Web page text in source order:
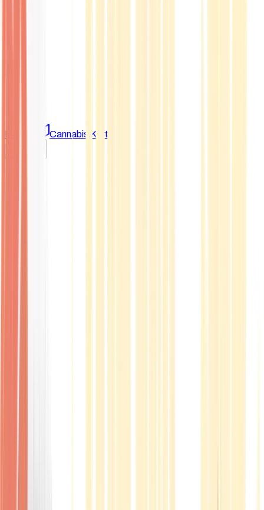
Marken Cannabis Karte